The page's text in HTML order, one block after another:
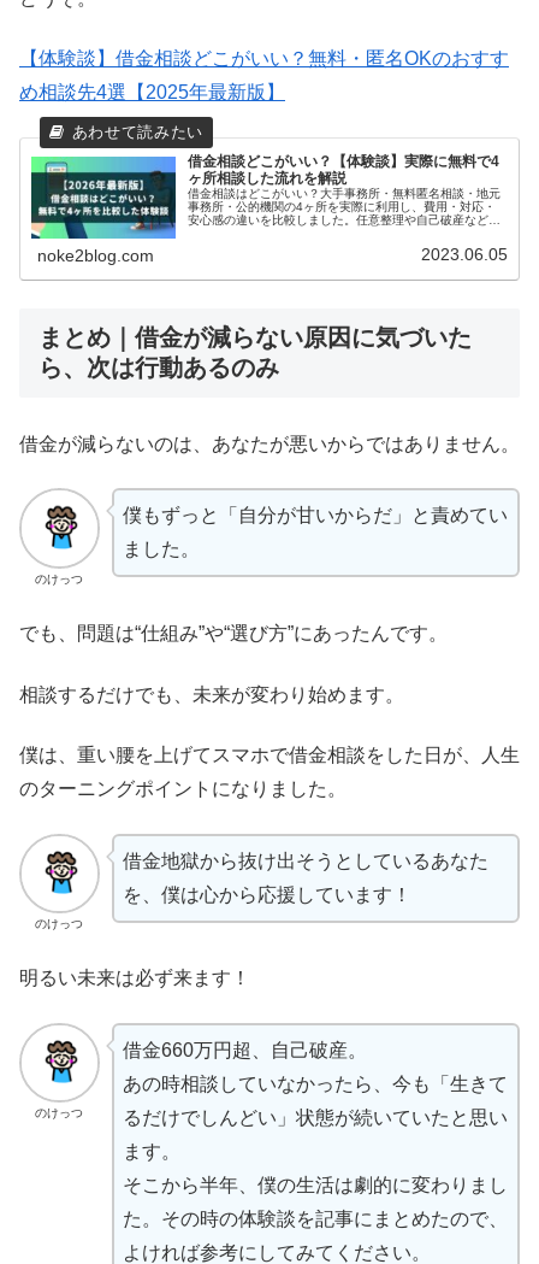
【体験談】借金相談どこがいい？無料・匿名OKのおすす
め相談先4選【2025年最新版】
借金相談どこがいい？【体験談】実際に無料で4
ヶ所相談した流れを解説
借金相談はどこがいい？大手事務所・無料匿名相談・地元
事務所・公的機関の4ヶ所を実際に利用し、費用・対応・
安心感の違いを比較しました。任意整理や自己破産など債
安心して始められる無料相談先を最新版として紹介しま
noke2blog.com 2023.06.05
まとめ｜借金が減らない原因に気づいた
ら、次は行動あるのみ
借金が減らないのは、あなたが悪いからではありません。
のけっつ
僕もずっと「自分が甘いからだ」と責めてい
ました。
でも、問題は“仕組み”や“選び方”にあったんです。
相談するだけでも、未来が変わり始めます。
僕は、重い腰を上げてスマホで借金相談をした日が、人生
のターニングポイントになりました。
のけっつ
借金地獄から抜け出そうとしているあなた
を、僕は心から応援しています！
明るい未来は必ず来ます！
のけっつ
借金660万円超、自己破産。
あの時相談していなかったら、今も「生きて
るだけでしんどい」状態が続いていたと思い
ます。
そこから半年、僕の生活は劇的に変わりまし
た。その時の体験談を記事にまとめたので、
よければ参考にしてみてください。